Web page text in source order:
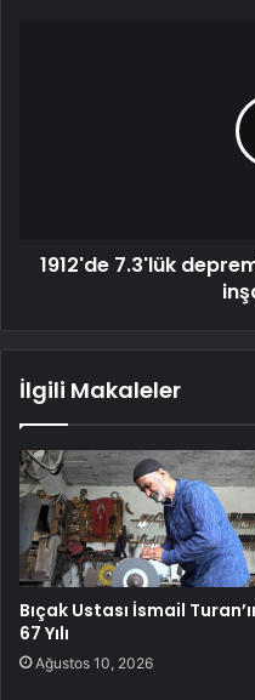
1912'de 7.3'lük
İlgili Makaleler
Bıçak Ustası İsmail
67 Yılı
Ağustos 10, 2026